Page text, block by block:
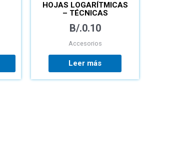
HOJAS LOGARÍTMICAS
– TÉCNICAS
B/.0.10
Accesorios
Leer más